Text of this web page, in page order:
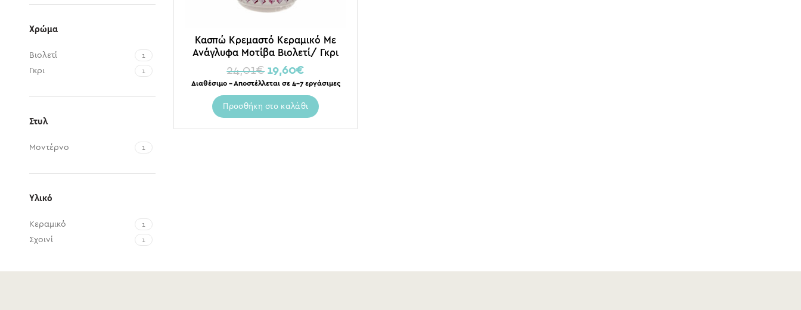
Χρώμα
Βιολετί 1
Γκρι 1
Στυλ
Μοντέρνο 1
Υλικό
Κεραμικό 1
Σχοινί 1
Κασπώ Κρεμαστό Κεραμικό Με
Ανάγλυφα Μοτίβα Βιολετί/ Γκρι
Δ18 Υ16.5
24,01€ 19,60€
Διαθέσιμο – Αποστέλλεται σε 4-7 εργάσιμες
Προσθήκη στο καλάθι